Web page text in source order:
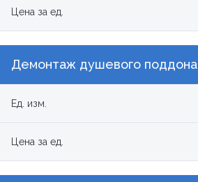
Цена за ед.
Демонтаж душевого поддона
Ед. изм.
Цена за ед.